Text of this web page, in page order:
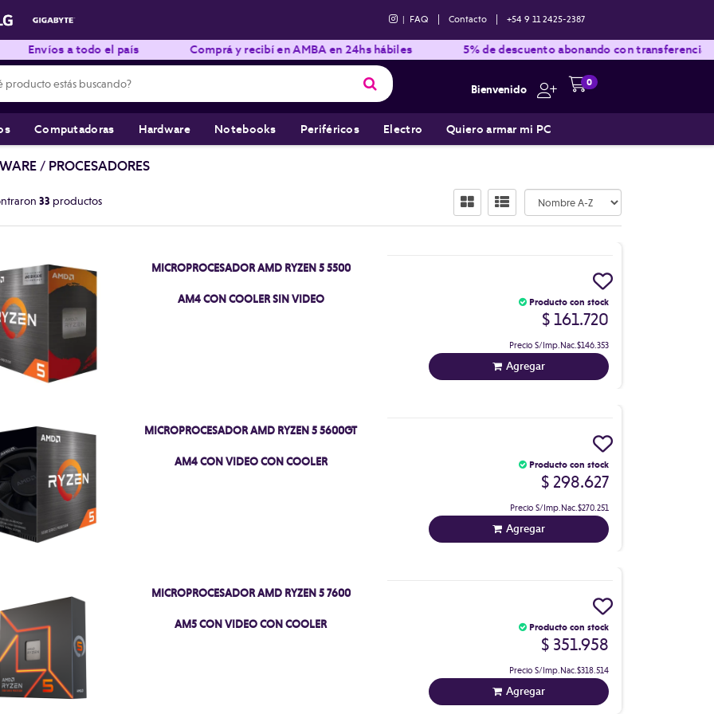
| FAQ | Contacto | +54 9 11 2425-2387
Bienvenido
0
Computadoras Hardware Notebooks Periféricos Electro Quiero armar mi PC
a todo el país Comprá y recibí en AMBA en 24hs hábiles 5% de descuento abonando con transferencia bancaria
/ PROCESADORES
33 productos
MICROPROCESADOR AMD RYZEN 5 5500
AM4 CON COOLER SIN VIDEO Producto con stock
$ 161.720
Precio S/Imp.Nac.$146.353
Agregar
MICROPROCESADOR AMD RYZEN 5 5600GT
AM4 CON VIDEO CON COOLER Producto con stock
$ 298.627
Precio S/Imp.Nac.$270.251
Agregar
MICROPROCESADOR AMD RYZEN 5 7600
AM5 CON VIDEO CON COOLER Producto con stock
$ 351.958
Precio S/Imp.Nac.$318.514
Agregar